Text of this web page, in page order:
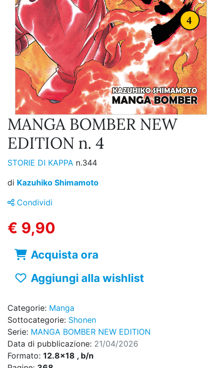
MANGA BOMBER NEW
EDITION n. 4
STORIE DI KAPPA n.344
di Kazuhiko Shimamoto
Condividi
€ 9,90
Acquista ora
Aggiungi alla wishlist
Categorie: Manga
Sottocategorie: Shonen
Serie: MANGA BOMBER NEW EDITION
Data di pubblicazione: 21/04/2026
Formato: 12.8x18 , b/n